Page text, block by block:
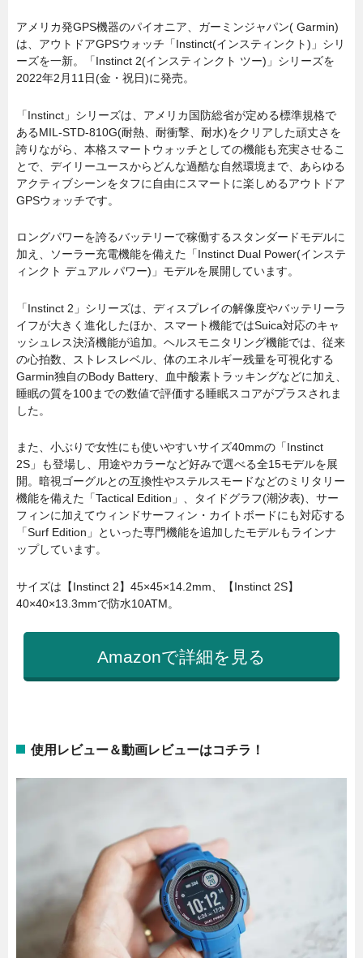
アメリカ発GPS機器のパイオニア、ガーミンジャパン( Garmin)
は、アウトドアGPSウォッチ「Instinct(インスティンクト)」シリ
ーズを一新。「Instinct 2(インスティンクト ツー)」シリーズを
2022年2月11日(金・祝日)に発売。
「Instinct」シリーズは、アメリカ国防総省が定める標準規格で
あるMIL-STD-810G(耐熱、耐衝撃、耐水)をクリアした頑丈さを
誇りながら、本格スマートウォッチとしての機能も充実させるこ
とで、デイリーユースからどんな過酷な自然環境まで、あらゆる
アクティブシーンをタフに自由にスマートに楽しめるアウトドア
GPSウォッチです。
ロングパワーを誇るバッテリーで稼働するスタンダードモデルに
加え、ソーラー充電機能を備えた「Instinct Dual Power(インステ
ィンクト デュアル パワー)」モデルを展開しています。
「Instinct 2」シリーズは、ディスプレイの解像度やバッテリーラ
イフが大きく進化したほか、スマート機能ではSuica対応のキャ
ッシュレス決済機能が追加。ヘルスモニタリング機能では、従来
の心拍数、ストレスレベル、体のエネルギー残量を可視化する
Garmin独自のBody Battery、血中酸素トラッキングなどに加え、
睡眠の質を100までの数値で評価する睡眠スコアがプラスされま
した。
また、小ぶりで女性にも使いやすいサイズ40mmの「Instinct
2S」も登場し、用途やカラーなど好みで選べる全15モデルを展
開。暗視ゴーグルとの互換性やステルスモードなどのミリタリー
機能を備えた「Tactical Edition」、タイドグラフ(潮汐表)、サー
フィンに加えてウィンドサーフィン・カイトボードにも対応する
「Surf Edition」といった専門機能を追加したモデルもラインナ
ップしています。
サイズは【Instinct 2】45×45×14.2mm、【Instinct 2S】
40×40×13.3mmで防水10ATM。
Amazonで詳細を見る
使用レビュー＆動画レビューはコチラ！